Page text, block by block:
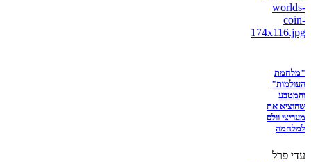
"מלחמת
העולמות"
והמטבע
שהוציא את
מעריצי וולס
למלחמה
עדי פרל